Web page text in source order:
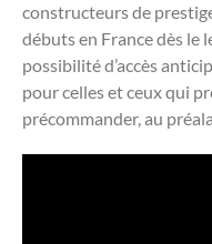
constructeurs de
débuts en France dès le
possibilité d’accès
pour celles et ceux qui
précommander, au